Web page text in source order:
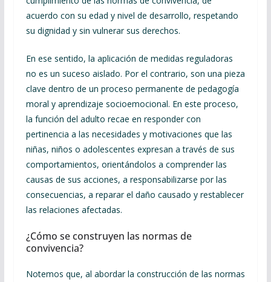
acuerdo con su edad y nivel de desarrollo, respetando
su dignidad y sin vulnerar sus derechos.
En ese sentido, la aplicación de medidas reguladoras
no es un suceso aislado. Por el contrario, son una pieza
clave dentro de un proceso permanente de pedagogía
moral y aprendizaje socioemocional. En este proceso,
la función del adulto recae en responder con
pertinencia a las necesidades y motivaciones que las
niñas, niños o adolescentes expresan a través de sus
comportamientos, orientándolos a comprender las
causas de sus acciones, a responsabilizarse por las
consecuencias, a reparar el daño causado y restablecer
las relaciones afectadas.
¿Cómo se construyen las normas de
convivencia?
Notemos que, al abordar la construcción de las normas